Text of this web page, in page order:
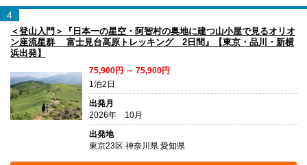
4
＜登山入門＞『日本一の星空・阿智村の奥地に建つ山小屋で見るオリオ
ン座流星群 富士見台高原トレッキング 2日間』【東京・品川・新横
浜出発】
75,900円 ～ 75,900円
1泊2日
出発月
2026年 10月
出発地
東京23区 神奈川県 愛知県